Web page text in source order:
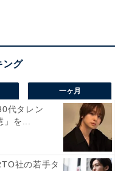
一ヶ月
代タレン
」を...
社の若手タ